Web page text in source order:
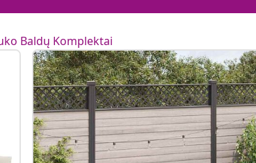
Baldų Komplektai